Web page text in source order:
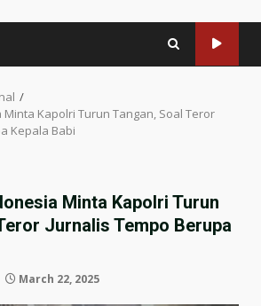
Minta Kapolri Turun Tangan, Soal Teror
Kepala Babi
Minta Kapolri Turun
Jurnalis Tempo Berupa
March 22, 2025